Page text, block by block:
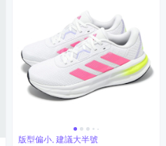
版型偏小, 建議大半號